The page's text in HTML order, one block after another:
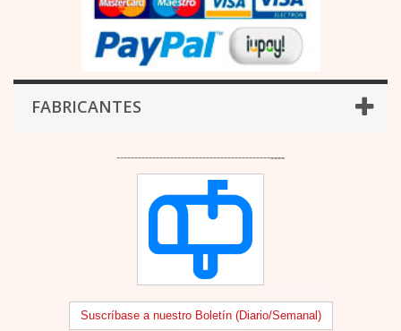
FABRICANTES
-----------------------------------------------
Suscríbase a nuestro Boletín (Diario/Semanal)